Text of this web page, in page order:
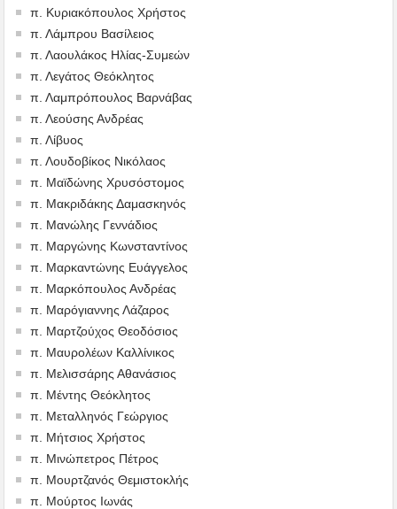
π. Κυριακόπουλος Χρήστος
π. Λάμπρου Βασίλειος
π. Λαουλάκος Ηλίας-Συμεών
π. Λεγάτος Θεόκλητος
π. Λαμπρόπουλος Βαρνάβας
π. Λεούσης Ανδρέας
π. Λίβυος
π. Λουδοβίκος Νικόλαος
π. Μαϊδώνης Χρυσόστομος
π. Μακριδάκης Δαμασκηνός
π. Μανώλης Γεννάδιος
π. Μαργώνης Κωνσταντίνος
π. Μαρκαντώνης Ευάγγελος
π. Μαρκόπουλος Ανδρέας
π. Μαρόγιαννης Λάζαρος
π. Μαρτζούχος Θεοδόσιος
π. Μαυρολέων Καλλίνικος
π. Μελισσάρης Αθανάσιος
π. Μέντης Θεόκλητος
π. Μεταλληνός Γεώργιος
π. Μήτσιος Χρήστος
π. Μινώπετρος Πέτρος
π. Μουρτζανός Θεμιστοκλής
π. Μούρτος Ιωνάς